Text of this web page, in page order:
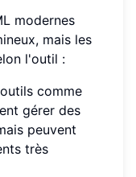
modernes
mais les
l'outil :
comme
gérer des
peuvent
très